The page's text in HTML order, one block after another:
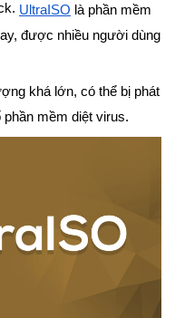
UltraISO là phần mềm
được nhiều người dùng
khá lớn, có thể bị phát
mềm diệt virus.